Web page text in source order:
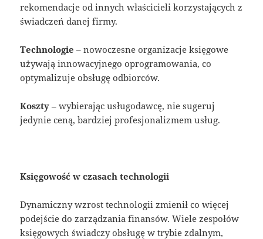
rekomendacje od innych właścicieli korzystających z
świadczeń danej firmy.
Technologie – nowoczesne organizacje księgowe
używają innowacyjnego oprogramowania, co
optymalizuje obsługę odbiorców.
Koszty – wybierając usługodawcę, nie sugeruj
jedynie ceną, bardziej profesjonalizmem usług.
Księgowość w czasach technologii
Dynamiczny wzrost technologii zmienił co więcej
podejście do zarządzania finansów. Wiele zespołów
księgowych świadczy obsługę w trybie zdalnym,